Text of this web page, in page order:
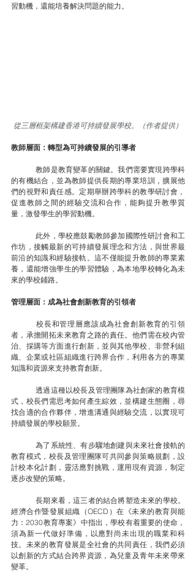
習動機，還能培養解決問題的能力。
從三層框架構建香港可持續發展學校。（作者提供）
教師層面：轉型為可持續發展的引導者
	教師是教育變革的關鍵。我們需要實現跨學科
的有機結合，並為教師提供長期的專業培訓，擴展他
們的視野和責任感。定期舉辦跨學科的教學研討會，
促進教師之間的經驗交流和合作，能夠提升教學質
量，激發學生的學習動機。
作坊，接觸最新的可持續發展理念和方法，與世界最
前沿的知識和經驗接軌。這不僅能提升教師的專業素
養，還能增強學生的學習體驗，為本地學校轉化為未
來的學校鋪路。
管理層面：成為社會創新教育的引領者
者，承擔開拓未來教育之路的責任。他們需在校內管
治、採購等方面進行創新，並與其他學校、非營利組
織、企業或社區組織進行跨界合作，利用各方的專業
知識和資源來支持教育創新。
	透過這種以校長及管理團隊為社創家的教育模
式，校長們需思考如何產生綜效，並構建生態圈，尋
找合適的合作夥伴，增進溝通與經驗交流，以實現可
持續發展的學校願景。
	為了系統性、有步驟地創建與未來社會接軌的
教育模式，校長及管理團隊可共同參與策略規劃，設
計校本化計劃，靈活應對挑戰，運用現有資源，制定
逐步改變的策略。
	長期來看，這三者的結合將塑造未來的學校。
經濟合作暨發展組織（OECD）在《未來的教育與能
力：2030教育專案》中指出，學校有着重要的使命，
須為新一代做好準備，以應對尚未出現的職業和科
技。未來的教育發展是全社會的共同責任，我們必須
以創新的方式結合跨界資源，為兒童及青年未來帶來
變革。